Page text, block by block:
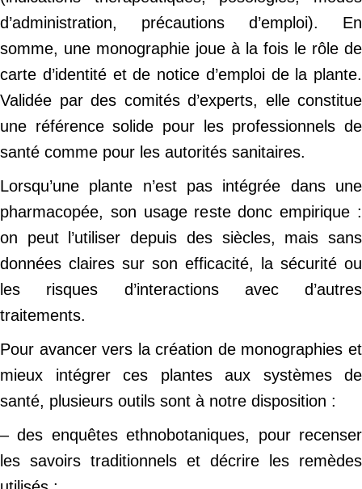
d’administration, précautions d’emploi). En
somme, une monographie joue à la fois le rôle de
carte d’identité et de notice d’emploi de la plante.
Validée par des comités d’experts, elle constitue
une référence solide pour les professionnels de
santé comme pour les autorités sanitaires.
Lorsqu’une plante n’est pas intégrée dans une
pharmacopée, son usage reste donc empirique :
on peut l’utiliser depuis des siècles, mais sans
données claires sur son efficacité, la sécurité ou
les risques d’interactions avec d’autres
traitements.
Pour avancer vers la création de monographies et
mieux intégrer ces plantes aux systèmes de
santé, plusieurs outils sont à notre disposition :
– des enquêtes ethnobotaniques, pour recenser
les savoirs traditionnels et décrire les remèdes